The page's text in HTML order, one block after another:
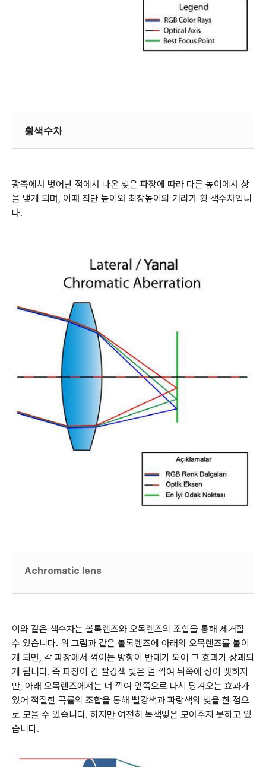
횡색수차
광축에서 벗어난 점에서 나온 빛은 파장에 따라 다른 높이에서 상
을 맺게 되며, 이때 최단 높이와 최장높이의 거리가 횡 색수차입니
다.
Achromatic lens
이와 같은 색수차는 볼록렌즈와 오목렌즈의 조합을 통해 제거할
수 있습니다. 위 그림과 같은 볼록렌즈에 아래의 오목렌즈를 붙이
게 되면, 각 파장에서 꺾이는 방향이 반대가 되어 그 효과가 상괘되
게 됩니다. 즉 파장이 긴 빨강색 빛은 덜 꺽여 뒤쪽에 상이 맺히지
만, 아래 오목렌즈에서는 더 꺽여 앞쪽으로 다시 당겨오는 효과가
있어 적절한 곡률의 조합을 통해 빨강색과 파랑색의 빛을 한 점으
로 모을 수 있습니다. 하지만 여전히 녹색빛은 모아주지 못하고 있
습니다.